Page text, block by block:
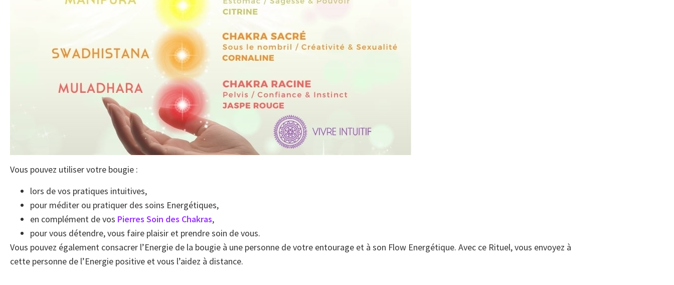
Vous pouvez utiliser votre bougie :
lors de vos pratiques intuitives,
pour méditer ou pratiquer des soins Energétiques,
en complément de vos Pierres Soin des Chakras,
pour vous détendre, vous faire plaisir et prendre soin de vous.
Vous pouvez également consacrer l’Energie de la bougie à une personne de votre entourage et à son Flow Energétique. Avec ce Rituel, vous envoyez à
cette personne de l’Energie positive et vous l’aidez à distance.